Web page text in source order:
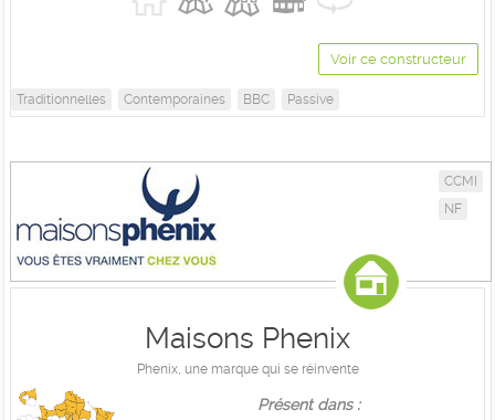
Voir ce constructeur
Traditionnelles Contemporaines BBC Passive
CCMI
NF
Maisons Phenix
Phenix, une marque qui se réinvente
Présent dans :